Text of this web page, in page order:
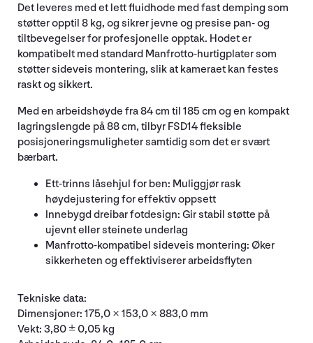
Det leveres med et lett fluidhode med fast demping som
støtter opptil 8 kg, og sikrer jevne og presise pan- og
tiltbevegelser for profesjonelle opptak. Hodet er
kompatibelt med standard Manfrotto-hurtigplater som
støtter sideveis montering, slik at kameraet kan festes
raskt og sikkert.
Med en arbeidshøyde fra 84 cm til 185 cm og en kompakt
lagringslengde på 88 cm, tilbyr FSD14 fleksible
posisjoneringsmuligheter samtidig som det er svært
bærbart.
Ett-trinns låsehjul for ben: Muliggjør rask
høydejustering for effektiv oppsett
Innebygd dreibar fotdesign: Gir stabil støtte på
ujevnt eller steinete underlag
Manfrotto-kompatibel sideveis montering: Øker
sikkerheten og effektiviserer arbeidsflyten
Tekniske data:
Dimensjoner: 175,0 × 153,0 × 883,0 mm
Vekt: 3,80 ± 0,05 kg